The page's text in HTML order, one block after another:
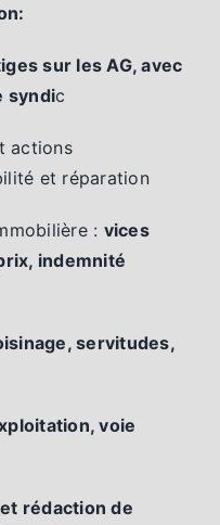
sur les AG, avec
syndic
actions
et réparation
: vices
indemnité
servitudes,
voie
rédaction de